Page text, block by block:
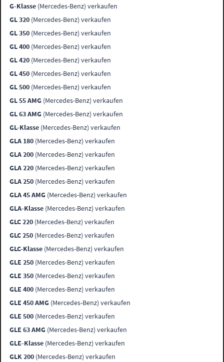
G-Klasse (Mercedes-Benz) verkaufen
GL 320 (Mercedes-Benz) verkaufen
GL 350 (Mercedes-Benz) verkaufen
GL 400 (Mercedes-Benz) verkaufen
GL 420 (Mercedes-Benz) verkaufen
GL 450 (Mercedes-Benz) verkaufen
GL 500 (Mercedes-Benz) verkaufen
GL 55 AMG (Mercedes-Benz) verkaufen
GL 63 AMG (Mercedes-Benz) verkaufen
GL-Klasse (Mercedes-Benz) verkaufen
GLA 180 (Mercedes-Benz) verkaufen
GLA 200 (Mercedes-Benz) verkaufen
GLA 220 (Mercedes-Benz) verkaufen
GLA 250 (Mercedes-Benz) verkaufen
GLA 45 AMG (Mercedes-Benz) verkaufen
GLA-Klasse (Mercedes-Benz) verkaufen
GLC 220 (Mercedes-Benz) verkaufen
GLC 250 (Mercedes-Benz) verkaufen
GLC-Klasse (Mercedes-Benz) verkaufen
GLE 250 (Mercedes-Benz) verkaufen
GLE 350 (Mercedes-Benz) verkaufen
GLE 400 (Mercedes-Benz) verkaufen
GLE 450 AMG (Mercedes-Benz) verkaufen
GLE 500 (Mercedes-Benz) verkaufen
GLE 63 AMG (Mercedes-Benz) verkaufen
GLE-Klasse (Mercedes-Benz) verkaufen
GLK 200 (Mercedes-Benz) verkaufen